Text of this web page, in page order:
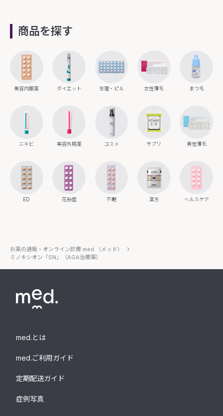
商品を探す
美容内服薬 ダイエット 生理・ピル 女性薄毛 まつ毛
ニキビ 美容外用薬 コスメ サプリ 男性薄毛
ED 花粉症 不眠 漢方 ヘルスケア
お薬の通販・オンライン診療 med.（メッド）
ミノキシオン「SN」（AGA治療薬）
med.とは
med.ご利用ガイド
定期配送ガイド
症例写真